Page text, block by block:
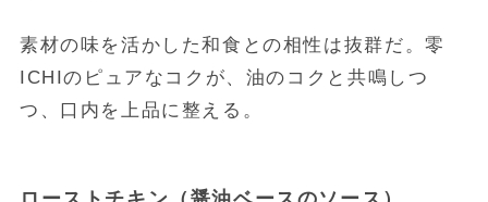
素材の味を活かした和食との相性は抜群だ。零
ICHIのピュアなコクが、油のコクと共鳴しつ
つ、口内を上品に整える。